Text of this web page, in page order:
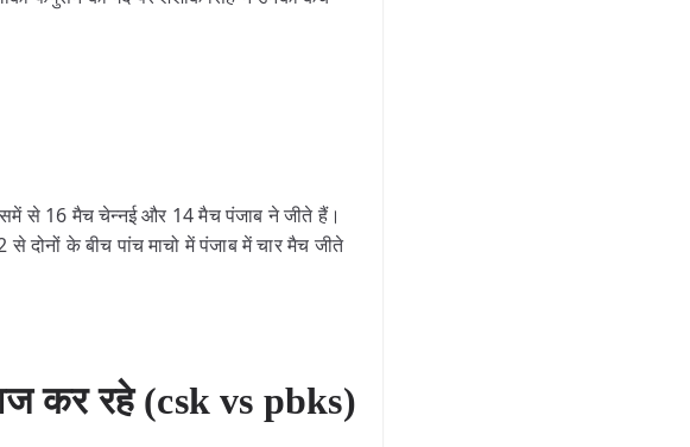
से 16 मैच चेन्नई और 14 मैच पंजाब ने जीते हैं।
दोनों के बीच पांच माचो में पंजाब में चार मैच जीते
कर रहे (csk vs pbks)